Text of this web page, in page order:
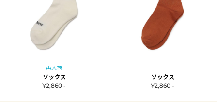
再入荷
ソックス
¥2,860 -
ソックス
¥2,860 -